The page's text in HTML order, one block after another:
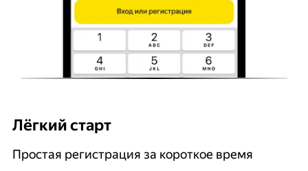
Лёгкий старт
Простая регистрация за короткое время